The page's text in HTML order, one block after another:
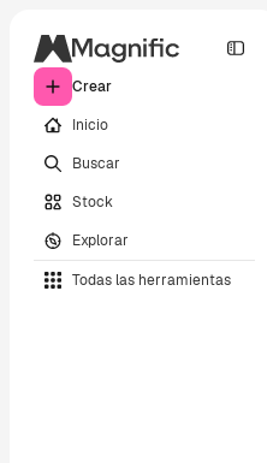
Crear
Inicio
Buscar
Stock
Explorar
Todas las herramientas